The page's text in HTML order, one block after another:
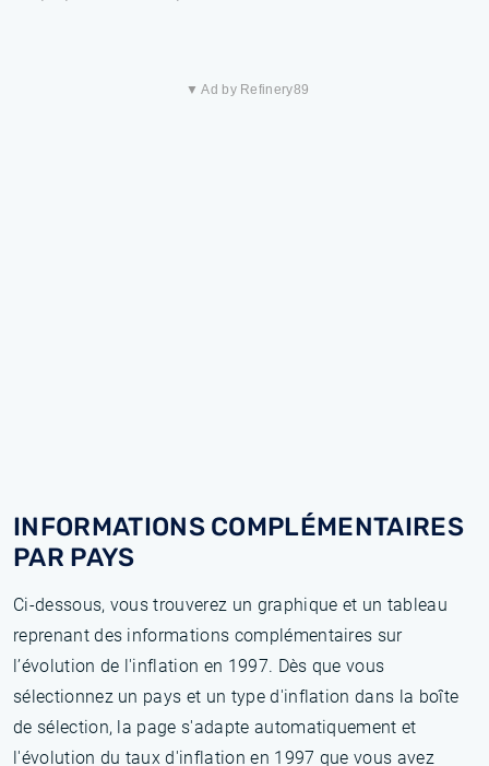
▼ Ad by Refinery89
INFORMATIONS COMPLÉMENTAIRES
PAR PAYS
Ci-dessous, vous trouverez un graphique et un tableau
reprenant des informations complémentaires sur
l’évolution de l'inflation en 1997. Dès que vous
sélectionnez un pays et un type d'inflation dans la boîte
de sélection, la page s'adapte automatiquement et
l'évolution du taux d'inflation en 1997 que vous avez